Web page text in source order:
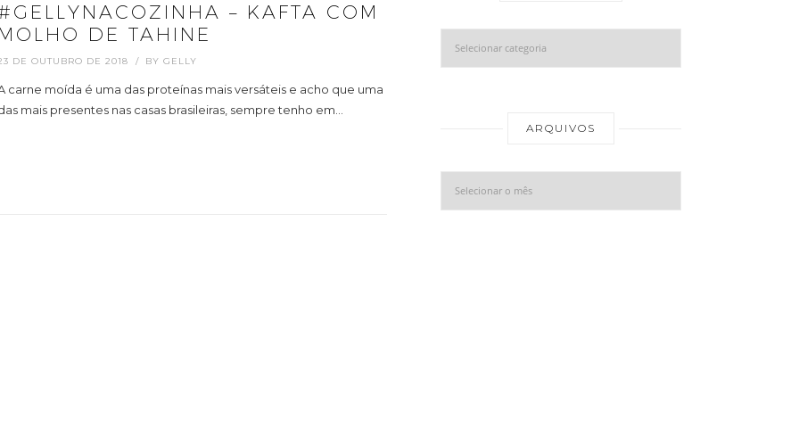
– KAFTA COM
DE TAHINE
DE OUTUBRO DE 2018 BY GELLY
carne moída é uma das proteínas mais versáteis e acho que uma
mais presentes nas casas brasileiras, sempre tenho em…
Categorias
ARQUIVOS